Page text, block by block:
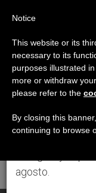
ÚLTIMAS
Aviso
Del 27 de
anual,
se generan
agosto.
Notice
This website or its
necessary to its
purposes illustrated
more or withdraw
please refer to the
By closing this
continuing to browse